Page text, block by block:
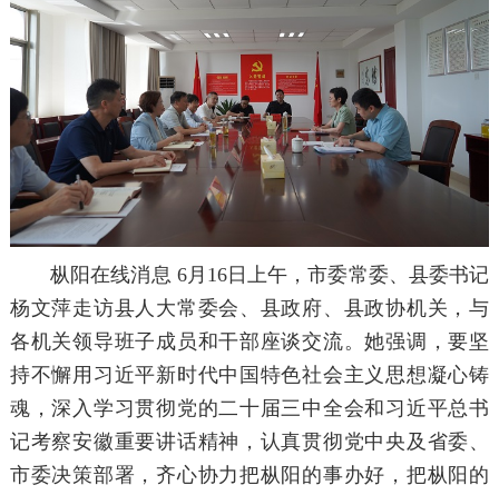
枞阳在线消息 6月16日上午，市委常委、县委书记
杨文萍走访县人大常委会、县政府、县政协机关，与
各机关领导班子成员和干部座谈交流。她强调，要坚
持不懈用习近平新时代中国特色社会主义思想凝心铸
魂，深入学习贯彻党的二十届三中全会和习近平总书
记考察安徽重要讲话精神，认真贯彻党中央及省委、
市委决策部署，齐心协力把枞阳的事办好，把枞阳的